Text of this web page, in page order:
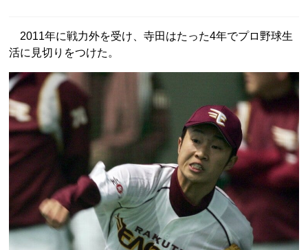
2011年に戦力外を受け、寺田はたった4年でプロ野球生
活に見切りをつけた。